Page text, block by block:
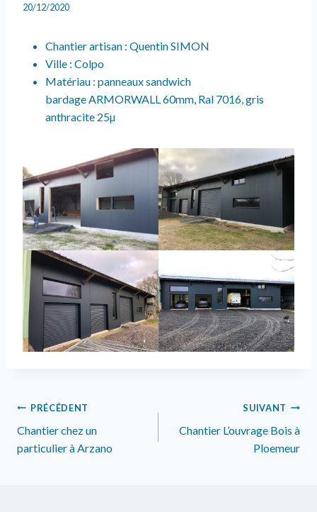
20/12/2020
Chantier artisan : Quentin SIMON
Ville : Colpo
Matériau : panneaux sandwich
bardage ARMORWALL 60mm, Ral 7016, gris
anthracite 25µ
Navigation
de
l’article
PRÉCÉDENT
Chantier chez un
particulier à Arzano
SUIVANT
Chantier L’ouvrage Bois à
Ploemeur